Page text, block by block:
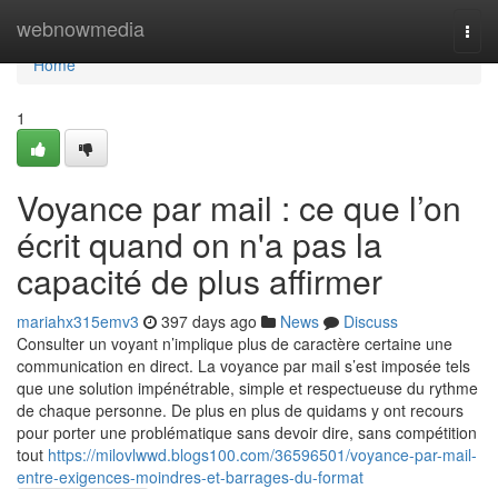
webnowmedia
Home
Home
1
Voyance par mail : ce que l’on
écrit quand on n'a pas la
capacité de plus affirmer
mariahx315emv3 397 days ago News
Discuss
Consulter un voyant n’implique plus de caractère certaine une
communication en direct. La voyance par mail s’est imposée tels
que une solution impénétrable, simple et respectueuse du rythme
de chaque personne. De plus en plus de quidams y ont recours
pour porter une problématique sans devoir dire, sans compétition
tout https://milovlwwd.blogs100.com/36596501/voyance-par-mail-
entre-exigences-moindres-et-barrages-du-format